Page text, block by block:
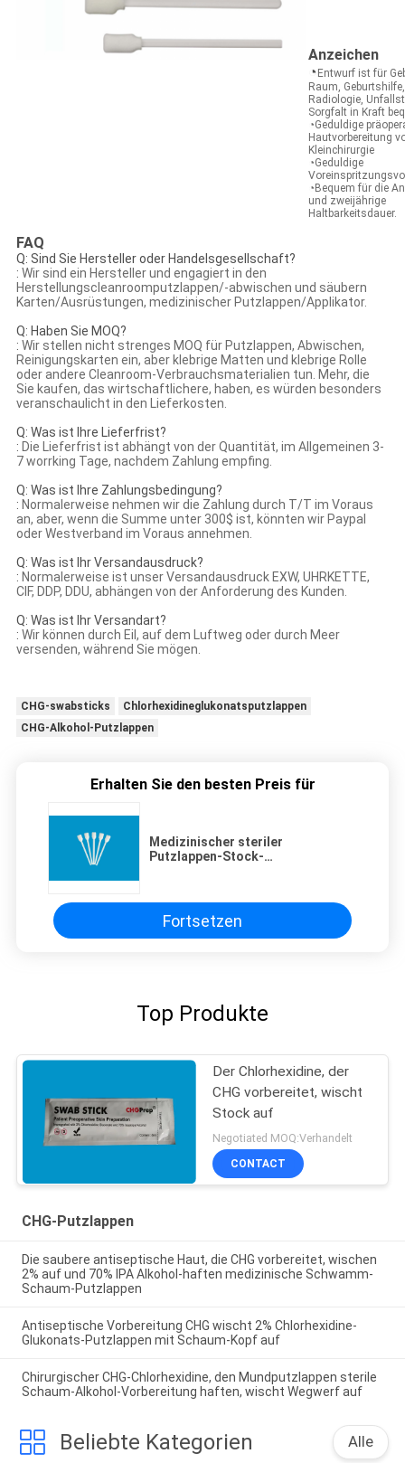
Anzeichen
◔ Entwurf ist für
Raum, Geburtshilfe,
Radiologie,
Sorgfalt in Kraft
◔Geduldige
Hautvorbereitung
Kleinchirurgie
◔Geduldige
◔Bequem für die
und zweijährige
Haltbarkeitsdauer.
FAQ
Q: Sind Sie Hersteller oder Handelsgesellschaft?
: Wir sind ein Hersteller und engagiert in den
Herstellungscleanroomputzlappen/-abwischen und säubern
Karten/Ausrüstungen, medizinischer Putzlappen/Applikator.
Q: Haben Sie MOQ?
: Wir stellen nicht strenges MOQ für Putzlappen, Abwischen,
Reinigungskarten ein, aber klebrige Matten und klebrige Rolle
oder andere Cleanroom-Verbrauchsmaterialien tun. Mehr, die
Sie kaufen, das wirtschaftlichere, haben, es würden besonders
veranschaulicht in den Lieferkosten.
Q: Was ist Ihre Lieferfrist?
: Die Lieferfrist ist abhängt von der Quantität, im Allgemeinen 3-
7 worrking Tage, nachdem Zahlung empfing.
Q: Was ist Ihre Zahlungsbedingung?
: Normalerweise nehmen wir die Zahlung durch T/T im Voraus
an, aber, wenn die Summe unter 300$ ist, könnten wir Paypal
oder Westverband im Voraus annehmen.
Q: Was ist Ihr Versandausdruck?
: Normalerweise ist unser Versandausdruck EXW, UHRKETTE,
CIF, DDP, DDU, abhängen von der Anforderung des Kunden.
Q: Was ist Ihr Versandart?
: Wir können durch Eil, auf dem Luftweg oder durch Meer
versenden, während Sie mögen.
CHG-swabsticks
Chlorhexidineglukonatsputzlappen
CHG-Alkohol-Putzlappen
Erhalten Sie den besten Preis für
Medizinischer steriler
Putzlappen-Stock-
Fortsetzen
Top Produkte
Der Chlorhexidine, der
CHG vorbereitet, wischt
Stock auf
Negotiated MOQ:Verhandelt
CONTACT
CHG-Putzlappen
Die saubere antiseptische Haut, die CHG vorbereitet, wischen
2% auf und 70% IPA Alkohol-haften medizinische Schwamm-
Schaum-Putzlappen
Antiseptische Vorbereitung CHG wischt 2% Chlorhexidine-
Glukonats-Putzlappen mit Schaum-Kopf auf
Chirurgischer CHG-Chlorhexidine, den Mundputzlappen sterile
Schaum-Alkohol-Vorbereitung haften, wischt Wegwerf auf
Beliebte Kategorien Alle